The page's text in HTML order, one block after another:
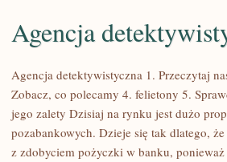
Agencja
Agencja detektywistyczna 1. Przeczytaj
Zobacz, co polecamy 4. felietony 5.
jego zalety Dzisiaj na rynku jest dużo
pozabankowych. Dzieje się tak dlatego,
z zdobyciem pożyczki w banku,